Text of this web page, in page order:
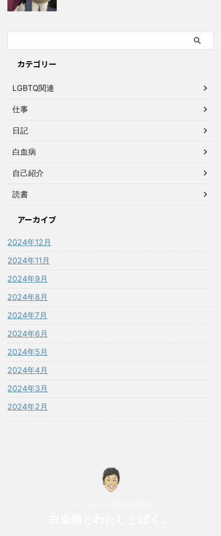
カテゴリー
LGBTQ関連
仕事
日記
白血病
自己紹介
読書
アーカイブ
2024年12月
2024年11月
2024年9月
2024年8月
2024年7月
2024年6月
2024年5月
2024年4月
2024年3月
2024年2月